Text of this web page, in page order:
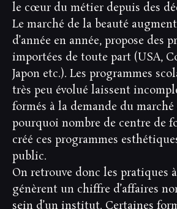
le cœur du métier depuis des
Le marché de la beauté
d’année en année, propose des
importées de toute part (USA,
Japon etc.). Les programmes
très peu évolué laissent
formés à la demande du marché
pourquoi nombre de centre de
créé ces programmes
public.
On retrouve donc les pratiques
génèrent un chiffre d’affaires
sein d’un institut. Certaines